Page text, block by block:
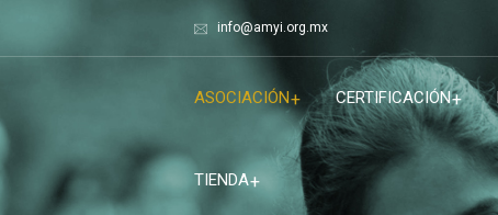
info@amyi.org.mx
ASOCIACIÓN CERTIFICACIÓN
TIENDA